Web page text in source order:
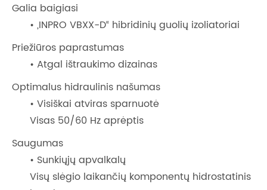
Galia baigiasi
• „INPRO VBXX-D“ hibridinių guolių izoliatoriai
Priežiūros paprastumas
• Atgal ištraukimo dizainas
Optimalus hidraulinis našumas
• Visiškai atviras sparnuotė
Visas 50/60 Hz aprėptis
Saugumas
• Sunkiųjų apvalkalų
Visų slėgio laikančių komponentų hidrostatinis